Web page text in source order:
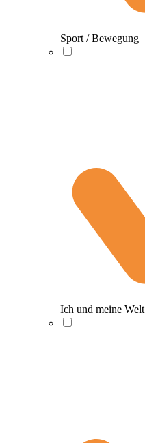
Sport / Bewegung
Ich und meine Welt